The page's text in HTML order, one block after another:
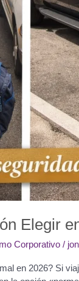
Elegir
Corporativo /
en 2026? Si